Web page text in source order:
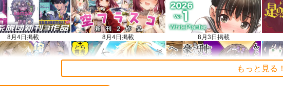
ポイント付与・管理体制改定のお知らせ（2024.11.20 掲載）
お知らせを見る
8月4日掲載 8月4日掲載 8月3日掲載
もっと見る！